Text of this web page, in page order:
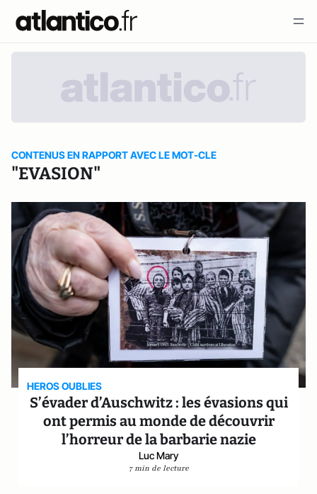
CONTENUS EN RAPPORT AVEC LE MOT-CLE
"EVASION"
HEROS OUBLIES
S’évader d’Auschwitz : les évasions qui
ont permis au monde de découvrir
l’horreur de la barbarie nazie
Luc Mary
7 min de lecture